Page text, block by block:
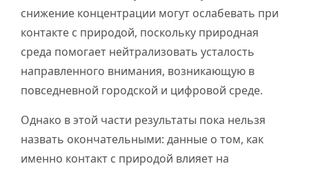
снижение концентрации могут ослабевать при
контакте с природой, поскольку природная
среда помогает нейтрализовать усталость
направленного внимания, возникающую в
повседневной городской и цифровой среде.
Однако в этой части результаты пока нельзя
назвать окончательными: данные о том, как
именно контакт с природой влияет на